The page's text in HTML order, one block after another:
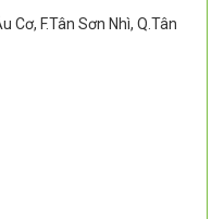
Cơ, F.Tân Sơn Nhì, Q.Tân